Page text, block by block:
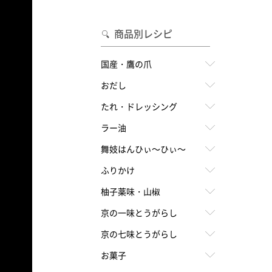
商品別レシピ
国産・鷹の爪
おだし
たれ・ドレッシング
ラー油
舞妓はんひぃ～ひぃ～
ふりかけ
柚子薬味・山椒
京の一味とうがらし
京の七味とうがらし
お菓子